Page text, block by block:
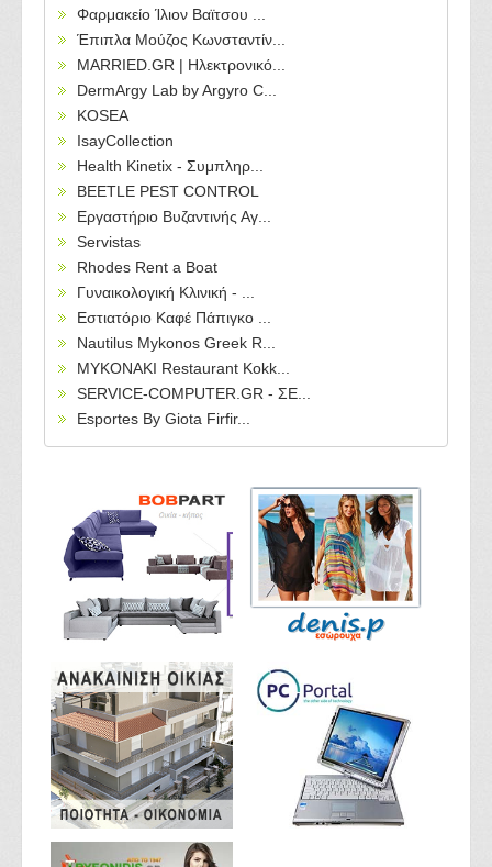
Φαρμακείο Ίλιον Βαϊτσου ...
Έπιπλα Μούζος Κωνσταντίν...
MARRIED.GR | Ηλεκτρονικό...
DermArgy Lab by Argyro C...
KOSEA
IsayCollection
Health Kinetix - Συμπληρ...
BEETLE PEST CONTROL
Εργαστήριο Βυζαντινής Αγ...
Servistas
Rhodes Rent a Boat
Γυναικολογική Κλινική - ...
Εστιατόριο Καφέ Πάπιγκο ...
Nautilus Mykonos Greek R...
MYKONAKI Restaurant Kokk...
SERVICE-COMPUTER.GR - ΣΕ...
Esportes By Giota Firfir...